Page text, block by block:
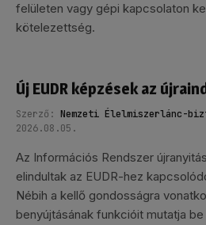
felületen vagy gépi kapcsolaton
kötelezettség.
Új EUDR képzések az
Szerző: Nemzeti Élelmiszerlánc-
2026.08.05.
Az Információs Rendszer
elindultak az EUDR-hez
Nébih a kellő gondosságra
benyújtásának funkcióit mutatja